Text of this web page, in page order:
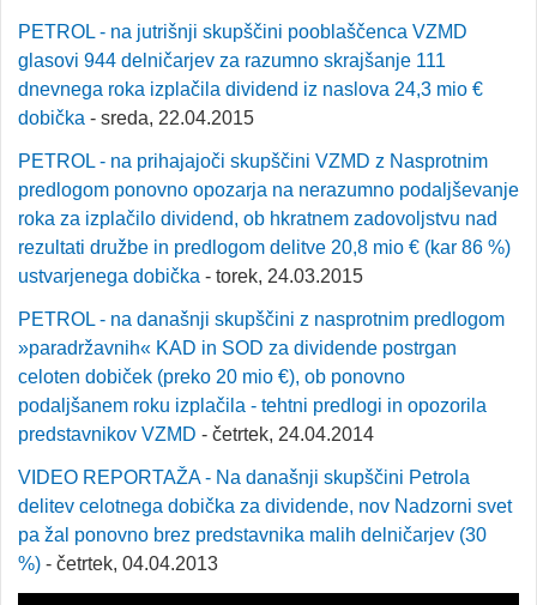
PETROL - na jutrišnji skupščini pooblaščenca VZMD
glasovi 944 delničarjev za razumno skrajšanje 111
dnevnega roka izplačila dividend iz naslova 24,3 mio €
dobička - sreda, 22.04.2015
PETROL - na prihajajoči skupščini VZMD z Nasprotnim
predlogom ponovno opozarja na nerazumno podaljševanje
roka za izplačilo dividend, ob hkratnem zadovoljstvu nad
rezultati družbe in predlogom delitve 20,8 mio € (kar 86 %)
ustvarjenega dobička - torek, 24.03.2015
PETROL - na današnji skupščini z nasprotnim predlogom
»paradržavnih« KAD in SOD za dividende postrgan
celoten dobiček (preko 20 mio €), ob ponovno
podaljšanem roku izplačila - tehtni predlogi in opozorila
predstavnikov VZMD - četrtek, 24.04.2014
VIDEO REPORTAŽA - Na današnji skupščini Petrola
delitev celotnega dobička za dividende, nov Nadzorni svet
pa žal ponovno brez predstavnika malih delničarjev (30
%) - četrtek, 04.04.2013